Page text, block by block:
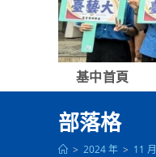
基中首頁
部落格
> 2024 年 > 11 月